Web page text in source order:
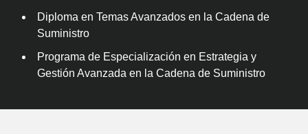
Diploma en Temas Avanzados en la Cadena de
Suministro
Programa de Especialización en Estrategia y
Gestión Avanzada en la Cadena de Suministro